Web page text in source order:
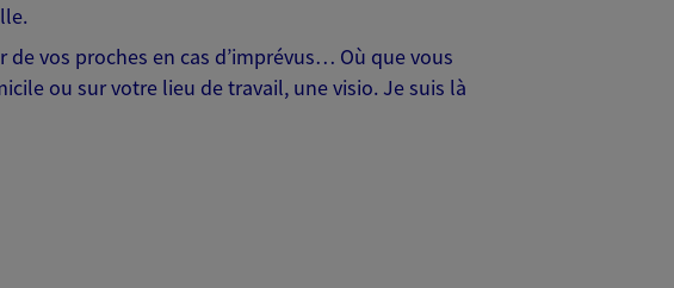
vos proches en cas d’imprévus… Où que vous
ou sur votre lieu de travail, une visio. Je suis là